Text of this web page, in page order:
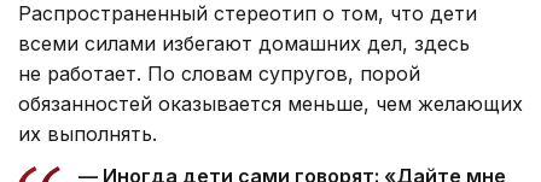
Распространенный стереотип о том, что дети
всеми силами избегают домашних дел, здесь
не работает. По словам супругов, порой
обязанностей оказывается меньше, чем желающих
их выполнять.
— Иногда дети сами говорят: «Дайте мне